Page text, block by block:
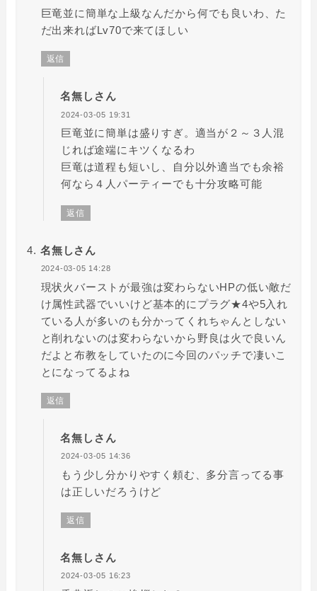
巨竜並に簡単な上級なんだから何でも良いわ、た
だ出来ればLv70で来てほしい
返信
名無しさん
2024-03-05 19:31
巨竜並に簡単は盛りすぎ。適当が２～３人混
じれば途端にキツくなるわ
巨竜は道程も短いし、自分以外適当でも余裕
何なら４人パーティーでも十分攻略可能
返信
名無しさん
2024-03-05 14:28
現状火バーストが最強は変わらないHPの低い敵だ
け属性武器でいいけど基本的にプラグ★4や5入れ
ている人が多いのも分かってくれちゃんとしない
と削れないのは変わらないから野良は火で良いん
だよと布教をしていたのに今回のパッチで凄いこ
とになってるよね
返信
名無しさん
2024-03-05 14:36
もう少し分かりやすく頼む、多分言ってる事
は正しいだろうけど
返信
名無しさん
2024-03-05 16:23